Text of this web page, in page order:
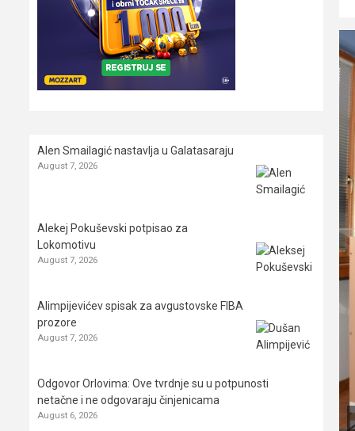
Alen Smailagić nastavlja u Galatasaraju
August 7, 2026
Alekej Pokuševski potpisao za
Lokomotivu
August 7, 2026
Alimpijevićev spisak za avgustovske FIBA
prozore
August 7, 2026
Odgovor Orlovima: ​Ove tvrdnje su u potpunosti
netačne i ne odgovaraju činjenicama
August 6, 2026